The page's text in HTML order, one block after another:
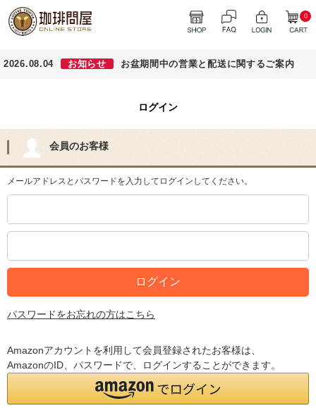
0
2026.08.04 お知らせ お盆期間中の営業と配送に関するご案内
ログイン
会員のお客様
メールアドレスとパスワードを入力してログインしてください。
パスワードをお忘れの方はこちら
Amazonアカウントを利用して会員登録されたお客様は、
AmazonのID、パスワードで、ログインすることができます。